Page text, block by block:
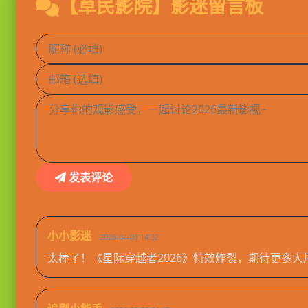
【草民影院】影迷留言板
发表评论
小小影迷 2026-04-01 14:32
太棒了！《星际穿越者2026》特效炸裂，期待更多大